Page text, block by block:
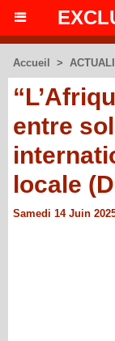
Accueil >
entre
locale
Samedi 14 Juin